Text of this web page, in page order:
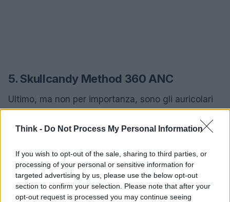
Think - Do Not Process My Personal Information
If you wish to opt-out of the sale, sharing to third parties, or
processing of your personal or sensitive information for
targeted advertising by us, please use the below opt-out
section to confirm your selection. Please note that after your
opt-out request is processed you may continue seeing
5. Skullcandy Method 360 ANC
Ultimo, ma non per importanza, sono gli auricolari
Skullcandy Method 360 ANC. Con un design
accattivante e un sistema di cancellazione attiva
ama ascoltare musica anche in ambienti affollati.
Con un’autonomia che raggiunge le 40 ore, potrai
goderti la tua musica senza mai fermarti!